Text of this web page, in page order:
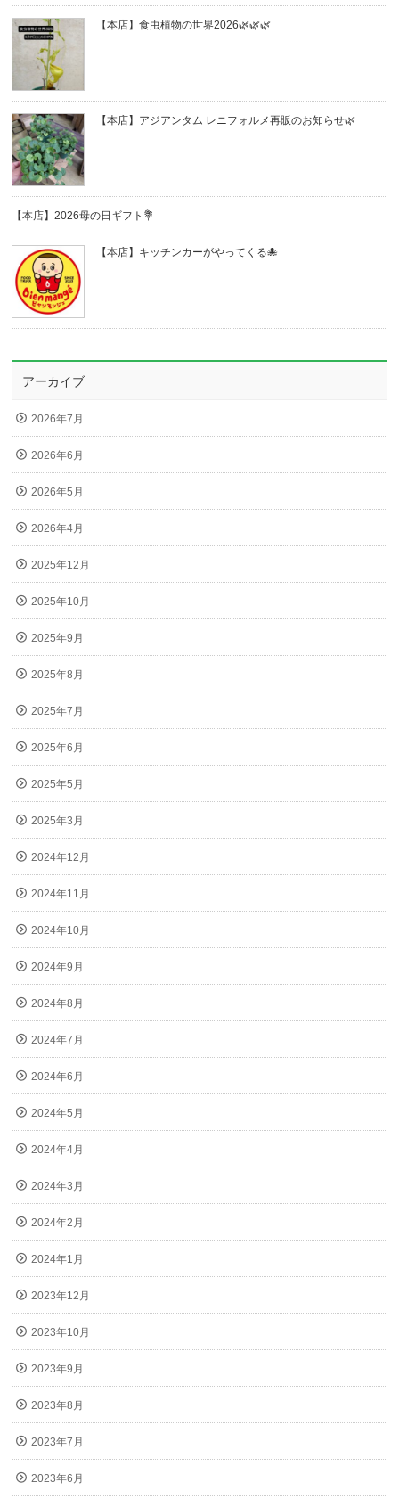
【本店】食虫植物の世界2026🌿🌿🌿
【本店】アジアンタム レニフォルメ再販のお知らせ🌿
【本店】2026母の日ギフト💐
【本店】キッチンカーがやってくる🐙
アーカイブ
2026年7月
2026年6月
2026年5月
2026年4月
2025年12月
2025年10月
2025年9月
2025年8月
2025年7月
2025年6月
2025年5月
2025年3月
2024年12月
2024年11月
2024年10月
2024年9月
2024年8月
2024年7月
2024年6月
2024年5月
2024年4月
2024年3月
2024年2月
2024年1月
2023年12月
2023年10月
2023年9月
2023年8月
2023年7月
2023年6月